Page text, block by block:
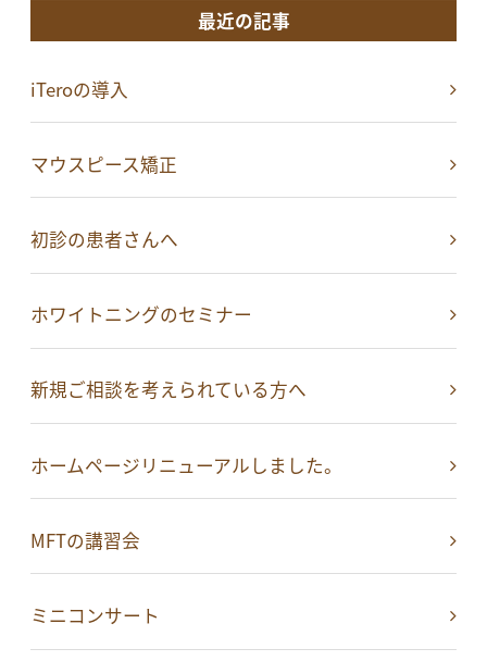
最近の記事
iTeroの導入
マウスピース矯正
初診の患者さんへ
ホワイトニングのセミナー
新規ご相談を考えられている方へ
ホームページリニューアルしました。
MFTの講習会
ミニコンサート